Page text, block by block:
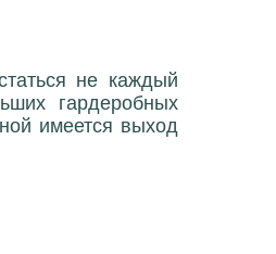
не каждый
гардеробных
имеется выход